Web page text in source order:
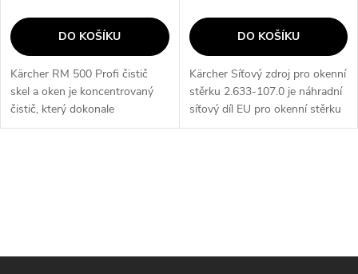
DO KOŠÍKU
Kärcher RM 500 Profi čistič
skel a oken je koncentrovaný
čistič, který dokonale
odstraňuje nečistoty bez
DO KOŠÍKU
Kärcher Síťový zdroj pro okenní
stěrku 2.633-107.0 je náhradní
síťový díl EU pro okenní stěrku
Kärcher. Jeho rozměry jsou 29